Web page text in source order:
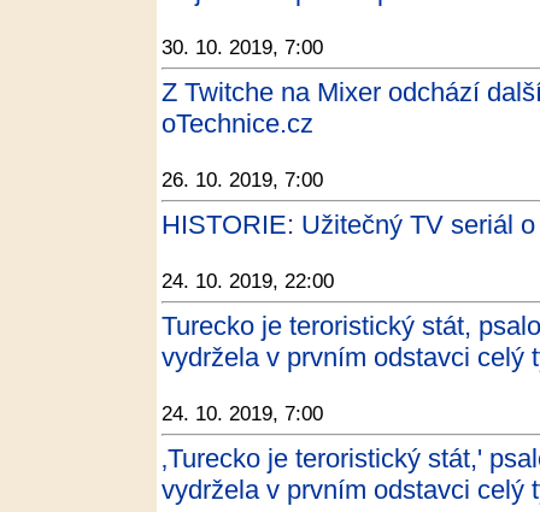
30. 10. 2019, 7:00
Z Twitche na Mixer odchází
oTechnice.cz
26. 10. 2019, 7:00
HISTORIE: Užitečný TV seriál
24. 10. 2019, 22:00
Turecko je teroristický stát,
vydržela v prvním odstavci celý
24. 10. 2019, 7:00
‚Turecko je teroristický stát,'
vydržela v prvním odstavci celý